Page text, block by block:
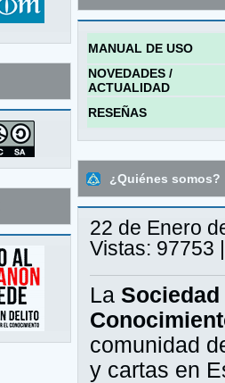
MANUAL DE USO
NOVEDADES /
ACTUALIDAD
RESEÑAS
¿Quiénes somos?
22 de Enero
Vistas: 97753
La
comunidad
y cartas en